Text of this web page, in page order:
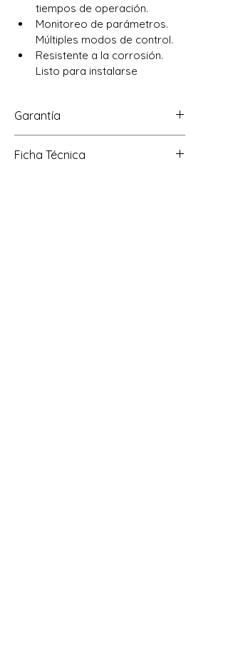
tiempos de operación.
Monitoreo de parámetros.
Múltiples modos de control.
Resistente a la corrosión.
Listo para instalarse
Garantía
Ficha Técnica